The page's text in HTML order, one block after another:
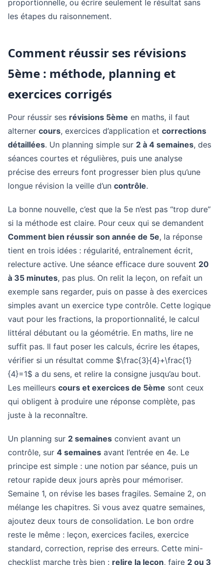
proportionnelle, ou écrire seulement le résultat sans
les étapes du raisonnement.
Comment réussir ses révisions
5ème : méthode, planning et
exercices corrigés
Pour réussir ses révisions 5ème en maths, il faut
alterner cours, exercices d’application et corrections
détaillées. Un planning simple sur 2 à 4 semaines, des
séances courtes et régulières, puis une analyse
précise des erreurs font progresser bien plus qu’une
longue révision la veille d’un contrôle.
La bonne nouvelle, c’est que la 5e n’est pas “trop dure”
si la méthode est claire. Pour ceux qui se demandent
Comment bien réussir son année de 5e, la réponse
tient en trois idées : régularité, entraînement écrit,
relecture active. Une séance efficace dure souvent 20
à 35 minutes, pas plus. On relit la leçon, on refait un
exemple sans regarder, puis on passe à des exercices
simples avant un exercice type contrôle. Cette logique
vaut pour les fractions, la proportionnalité, le calcul
littéral débutant ou la géométrie. En maths, lire ne
suffit pas. Il faut poser les calculs, écrire les étapes,
vérifier si un résultat comme $\frac{3}{4}+\frac{1}
{4}=1$ a du sens, et relire la consigne jusqu’au bout.
Les meilleurs cours et exercices de 5ème sont ceux
qui obligent à produire une réponse complète, pas
juste à la reconnaître.
Un planning sur 2 semaines convient avant un
contrôle, sur 4 semaines avant l’entrée en 4e. Le
principe est simple : une notion par séance, puis un
retour rapide deux jours après pour mémoriser.
Semaine 1, on révise les bases fragiles. Semaine 2, on
mélange les chapitres. Si vous avez quatre semaines,
ajoutez deux tours de consolidation. Le bon ordre
reste le même : leçon, exercices faciles, exercice
standard, correction, reprise des erreurs. Cette mini-
checklist marche très bien : relire la leçon, faire 2 ou 3